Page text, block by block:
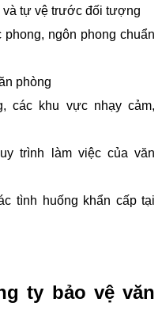
và tự vệ trước đối tượng
ngôn phong chuẩn
phòng
các khu vực nhạy cảm,
trình làm việc của văn
tình huống khẩn cấp tại
ty bảo vệ văn